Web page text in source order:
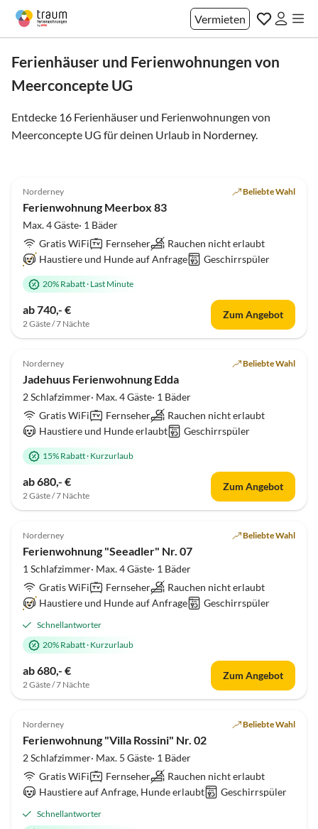
Vermieten
Ferienhäuser und Ferienwohnungen von
Meerconcepte UG
Entdecke 16 Ferienhäuser und Ferienwohnungen von
Meerconcepte UG für deinen Urlaub in Norderney.
Norderney Beliebte Wahl
Ferienwohnung Meerbox 83
Max. 4 Gäste· 1 Bäder
Gratis WiFi
Fernseher
Rauchen nicht erlaubt
Haustiere und Hunde auf Anfrage
Geschirrspüler
20% Rabatt· Last Minute
ab 740,- €
2 Gäste / 7 Nächte
Zum Angebot
4.9 (18)
Norderney Beliebte Wahl
Jadehuus Ferienwohnung Edda
2 Schlafzimmer· Max. 4 Gäste· 1 Bäder
Gratis WiFi
Fernseher
Rauchen nicht erlaubt
Haustiere und Hunde erlaubt
Geschirrspüler
15% Rabatt· Kurzurlaub
ab 680,- €
2 Gäste / 7 Nächte
Zum Angebot
4.8 (15)
Norderney Beliebte Wahl
Ferienwohnung "Seeadler" Nr. 07
1 Schlafzimmer· Max. 4 Gäste· 1 Bäder
Gratis WiFi
Fernseher
Rauchen nicht erlaubt
Haustiere und Hunde auf Anfrage
Geschirrspüler
Schnellantworter
20% Rabatt· Kurzurlaub
ab 680,- €
2 Gäste / 7 Nächte
Zum Angebot
5.0 (12)
Norderney Beliebte Wahl
Ferienwohnung "Villa Rossini" Nr. 02
2 Schlafzimmer· Max. 5 Gäste· 1 Bäder
Gratis WiFi
Fernseher
Rauchen nicht erlaubt
Haustiere auf Anfrage, Hunde erlaubt
Geschirrspüler
Schnellantworter